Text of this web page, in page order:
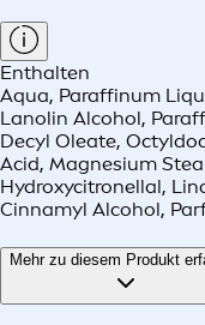
Enthalten
Aqua, Paraffinum
Lanolin Alcohol,
Decyl Oleate,
Acid, Magnesium
Hydroxycitronellal,
Cinnamyl Alcohol,
Mehr zu diesem Produkt